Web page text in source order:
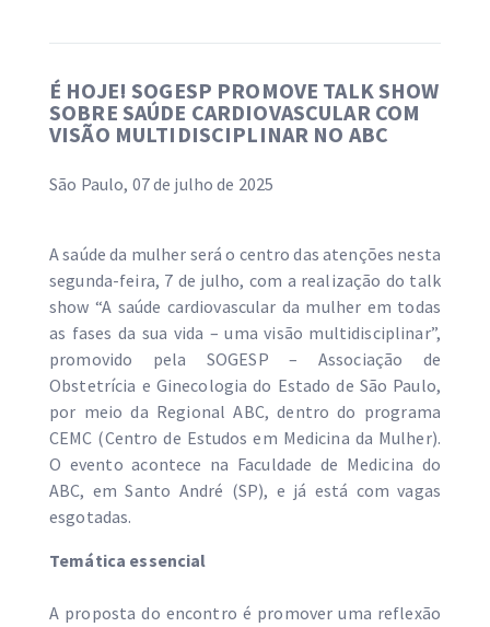
É HOJE! SOGESP PROMOVE TALK SHOW
SOBRE SAÚDE CARDIOVASCULAR COM
VISÃO MULTIDISCIPLINAR NO ABC
São Paulo, 07 de julho de 2025
A saúde da mulher será o centro das atenções nesta
segunda-feira, 7 de julho, com a realização do talk
show “A saúde cardiovascular da mulher em todas
as fases da sua vida – uma visão multidisciplinar”,
promovido pela SOGESP – Associação de
Obstetrícia e Ginecologia do Estado de São Paulo,
por meio da Regional ABC, dentro do programa
CEMC (Centro de Estudos em Medicina da Mulher).
O evento acontece na Faculdade de Medicina do
ABC, em Santo André (SP), e já está com vagas
esgotadas.
Temática essencial
A proposta do encontro é promover uma reflexão